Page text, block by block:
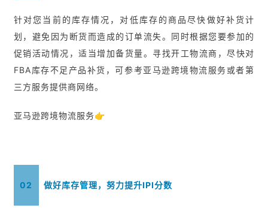
针对您当前的库存情况，对低库存的商品尽快做好补货计
划，避免因为断货而造成的订单流失。同时根据您要参加的
促销活动情况，适当增加备货量。寻找开工物流商，尽快对
FBA库存不足产品补货，可参考亚马逊跨境物流服务或者第
三方服务提供商网络。
亚马逊跨境物流服务👉
02 做好库存管理，努力提升IPI分数